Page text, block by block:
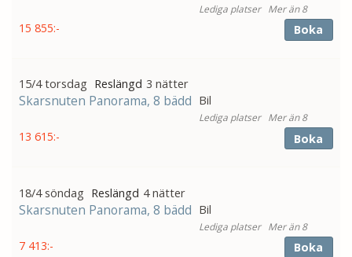
Mer än 8
15 855:- Boka
15/4 torsdag 3 nätter
Skarsnuten Panorama, 8 bädd Bil
Mer än 8
13 615:- Boka
18/4 söndag 4 nätter
Skarsnuten Panorama, 8 bädd Bil
Mer än 8
7 413:- Boka